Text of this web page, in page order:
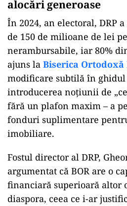
alocări generoase
În 2024, an electoral, DRP
de 150 de milioane de lei
nerambursabile, iar 80%
ajuns la Biserica Ortodoxă
modificare subtilă în
introducerea noțiunii de
fără un plafon maxim – a
fonduri suplimentare
imobiliare.
Fostul director al DRP,
argumentat că BOR are o
financiară superioară altor
diaspora, ceea ce i-ar